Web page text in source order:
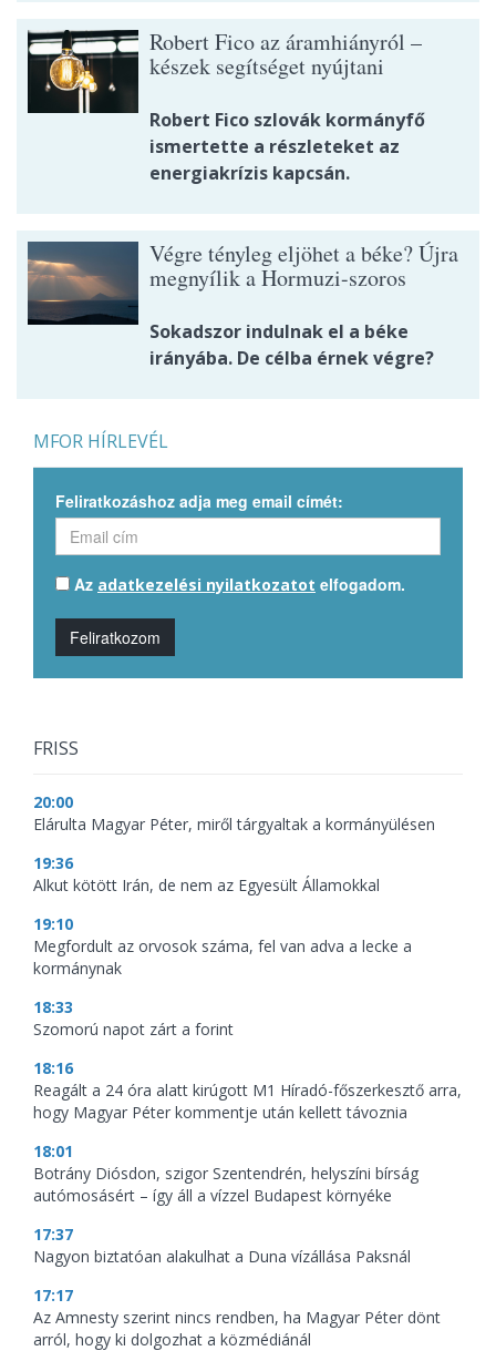
Robert Fico az áramhiányról –
készek segítséget nyújtani
Robert Fico szlovák kormányfő
ismertette a részleteket az
energiakrízis kapcsán.
Végre tényleg eljöhet a béke? Újra
megnyílik a Hormuzi-szoros
Sokadszor indulnak el a béke
irányába. De célba érnek végre?
MFOR HÍRLEVÉL
Feliratkozáshoz adja meg email címét:
Az adatkezelési nyilatkozatot elfogadom.
Feliratkozom
FRISS
20:00
Elárulta Magyar Péter, miről tárgyaltak a kormányülésen
19:36
Alkut kötött Irán, de nem az Egyesült Államokkal
19:10
Megfordult az orvosok száma, fel van adva a lecke a
kormánynak
18:33
Szomorú napot zárt a forint
18:16
Reagált a 24 óra alatt kirúgott M1 Híradó-főszerkesztő arra,
hogy Magyar Péter kommentje után kellett távoznia
18:01
Botrány Diósdon, szigor Szentendrén, helyszíni bírság
autómosásért – így áll a vízzel Budapest környéke
17:37
Nagyon biztatóan alakulhat a Duna vízállása Paksnál
17:17
Az Amnesty szerint nincs rendben, ha Magyar Péter dönt
arról, hogy ki dolgozhat a közmédiánál